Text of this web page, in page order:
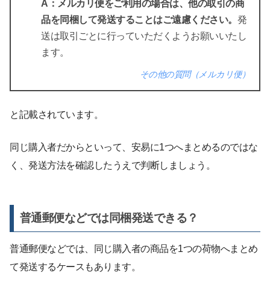
A：メルカリ便をご利用の場合は、他の取引の商
品を同梱して発送することはご遠慮ください。 発
送は取引ごとに行っていただくようお願いいたし
ます。
その他の質問（メルカリ便）
と記載されています。
同じ購入者だからといって、安易に1つへまとめるのではな
く、発送方法を確認したうえで判断しましょう。
普通郵便などでは同梱発送できる？
普通郵便などでは、同じ購入者の商品を1つの荷物へまとめ
て発送するケースもあります。